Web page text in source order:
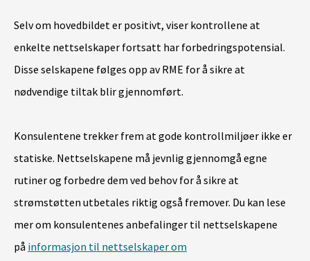
Selv om hovedbildet er positivt, viser kontrollene at
enkelte nettselskaper fortsatt har forbedringspotensial.
Disse selskapene følges opp av RME for å sikre at
nødvendige tiltak blir gjennomført.
Konsulentene trekker frem at gode kontrollmiljøer ikke er
statiske. Nettselskapene må jevnlig gjennomgå egne
rutiner og forbedre dem ved behov for å sikre at
strømstøtten utbetales riktig også fremover. Du kan lese
mer om konsulentenes anbefalinger til nettselskapene
på informasjon til nettselskaper om